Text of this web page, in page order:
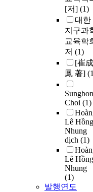
[저] (1)
대한
지구과
교육학
저 (1)
[崔成
鳳 著]
Choi (1)
Lê Hồng
Nhung
dịch (1)
Lê Hồng
Nhung
(1)
발행연도